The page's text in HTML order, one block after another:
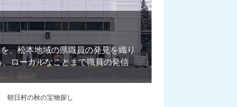
、松本地域の県職員の発見を織り
ローカルなことまで職員の発信
日村の秋の宝物探し